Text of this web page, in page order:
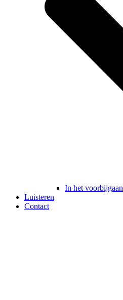
In het voorbijgaan
Luisteren
Contact